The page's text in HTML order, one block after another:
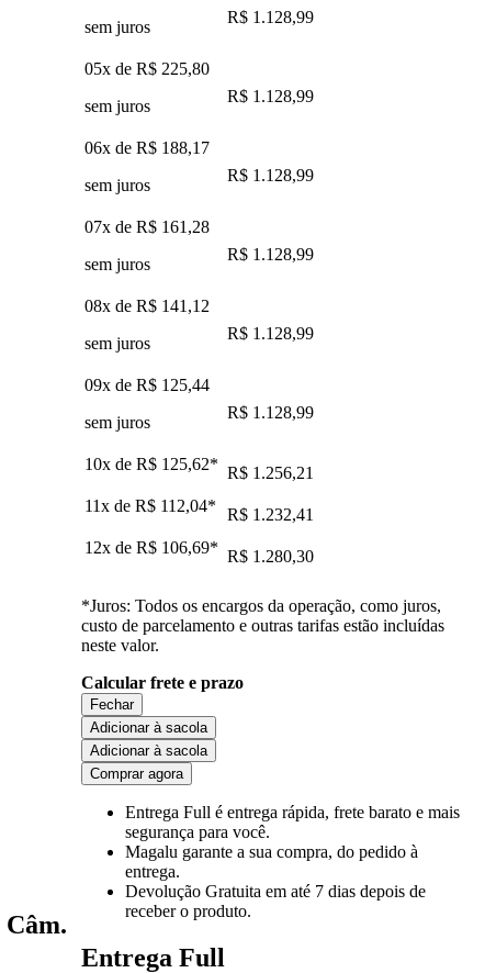
sem juros
R$ 1.128,99
05x de R$ 225,80
sem juros
R$ 1.128,99
06x de R$ 188,17
sem juros
R$ 1.128,99
07x de R$ 161,28
sem juros
R$ 1.128,99
08x de R$ 141,12
sem juros
R$ 1.128,99
09x de R$ 125,44
sem juros
R$ 1.128,99
10x de R$ 125,62* R$ 1.256,21
11x de R$ 112,04*
R$ 1.232,41
12x de R$ 106,69* R$ 1.280,30
*Juros: Todos os encargos da operação, como juros,
custo de parcelamento e outras tarifas estão incluídas
neste valor.
Calcular frete e prazo
Fechar
Adicionar à sacola
Adicionar à sacola
Comprar agora
Entrega Full é entrega rápida, frete barato e mais
segurança para você.
Magalu garante a sua compra, do pedido à
entrega.
Devolução Gratuita em até 7 dias depois de
receber o produto.
Entrega Full